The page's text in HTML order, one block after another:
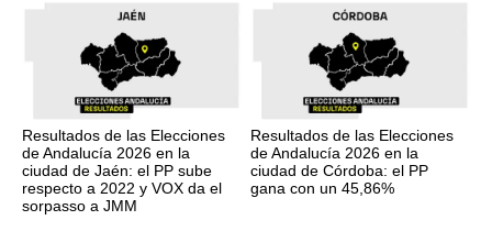
Resultados de las Elecciones
de Andalucía 2026 en la
ciudad de Jaén: el PP sube
respecto a 2022 y VOX da el
sorpasso a JMM
Resultados de las Elecciones
de Andalucía 2026 en la
ciudad de Córdoba: el PP
gana con un 45,86%